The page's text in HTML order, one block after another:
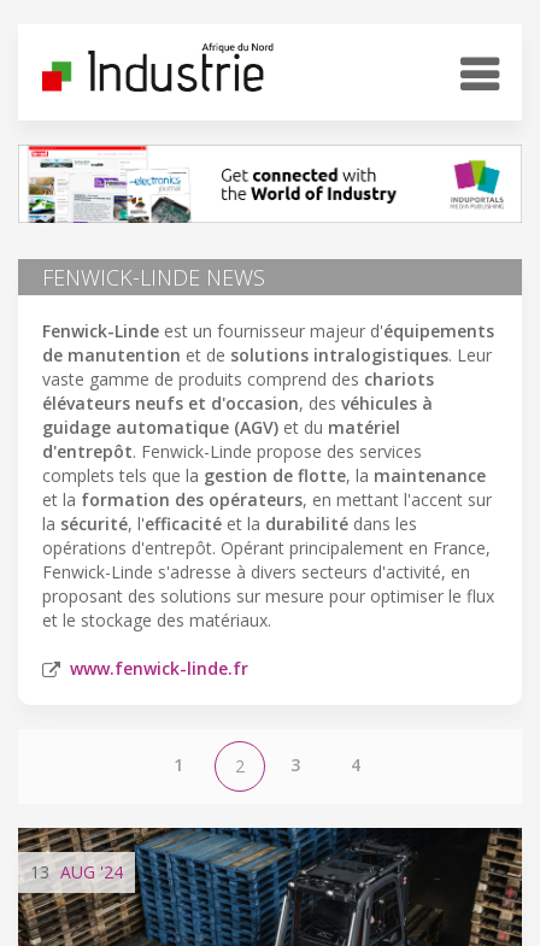
FENWICK-LINDE NEWS
Fenwick-Linde est un fournisseur majeur d'équipements
de manutention et de solutions intralogistiques. Leur
vaste gamme de produits comprend des chariots
élévateurs neufs et d'occasion, des véhicules à
guidage automatique (AGV) et du matériel
d'entrepôt. Fenwick-Linde propose des services
complets tels que la gestion de flotte, la maintenance
et la formation des opérateurs, en mettant l'accent sur
la sécurité, l'efficacité et la durabilité dans les
opérations d'entrepôt. Opérant principalement en France,
Fenwick-Linde s'adresse à divers secteurs d'activité, en
proposant des solutions sur mesure pour optimiser le flux
et le stockage des matériaux.
www.fenwick-linde.fr
1 2 3 4
13 AUG '24